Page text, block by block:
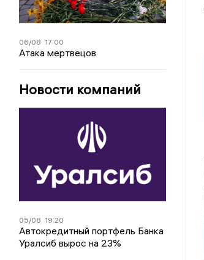
06/08 17:00
Атака мертвецов
Новости компаний
05/08 19:20
Автокредитный портфель Банка
Уралсиб вырос на 23%